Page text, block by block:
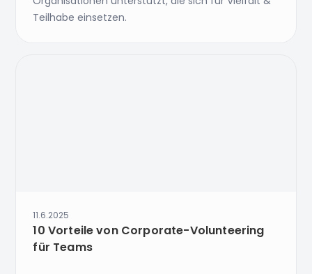
Teilhabe einsetzen.
11.6.2025
10 Vorteile von Corporate-Volunteering
für Teams